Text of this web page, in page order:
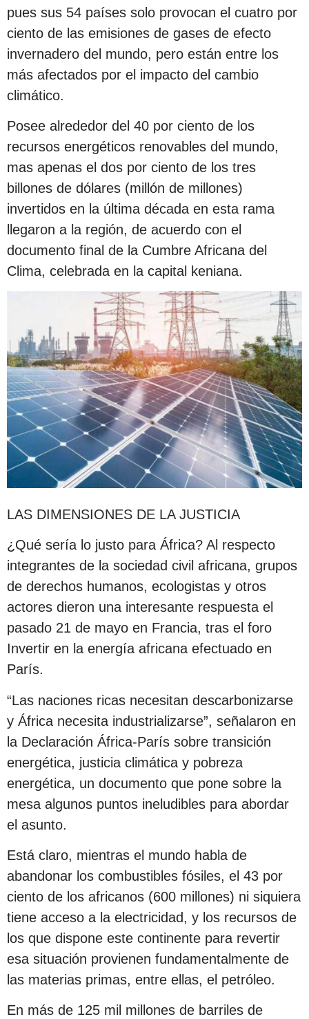
pues sus 54 países solo provocan el cuatro por
ciento de las emisiones de gases de efecto
invernadero del mundo, pero están entre los
más afectados por el impacto del cambio
climático.
Posee alrededor del 40 por ciento de los
recursos energéticos renovables del mundo,
mas apenas el dos por ciento de los tres
billones de dólares (millón de millones)
invertidos en la última década en esta rama
llegaron a la región, de acuerdo con el
documento final de la Cumbre Africana del
Clima, celebrada en la capital keniana.
LAS DIMENSIONES DE LA JUSTICIA
¿Qué sería lo justo para África? Al respecto
integrantes de la sociedad civil africana, grupos
de derechos humanos, ecologistas y otros
actores dieron una interesante respuesta el
pasado 21 de mayo en Francia, tras el foro
Invertir en la energía africana efectuado en
París.
“Las naciones ricas necesitan descarbonizarse
y África necesita industrializarse”, señalaron en
la Declaración África-París sobre transición
energética, justicia climática y pobreza
energética, un documento que pone sobre la
mesa algunos puntos ineludibles para abordar
el asunto.
Está claro, mientras el mundo habla de
abandonar los combustibles fósiles, el 43 por
ciento de los africanos (600 millones) ni siquiera
tiene acceso a la electricidad, y los recursos de
los que dispone este continente para revertir
esa situación provienen fundamentalmente de
las materias primas, entre ellas, el petróleo.
En más de 125 mil millones de barriles de